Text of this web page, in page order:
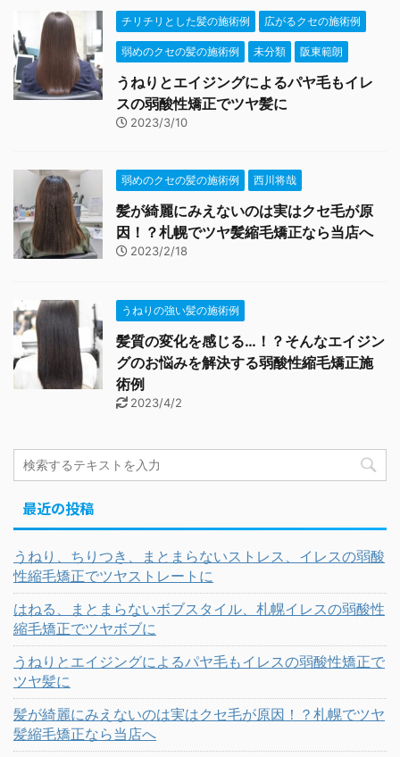
チリチリとした髪の施術例 広がるクセの施術例
弱めのクセの髪の施術例 未分類 阪東範朗
うねりとエイジングによるパヤ毛もイレ
スの弱酸性矯正でツヤ髪に
2023/3/10
弱めのクセの髪の施術例 西川将哉
髪が綺麗にみえないのは実はクセ毛が原
因！？札幌でツヤ髪縮毛矯正なら当店へ
2023/2/18
うねりの強い髪の施術例
髪質の変化を感じる…！？そんなエイジン
グのお悩みを解決する弱酸性縮毛矯正施
術例
2023/4/2
最近の投稿
うねり、ちりつき、まとまらないストレス、イレスの弱酸
性縮毛矯正でツヤストレートに
はねる、まとまらないボブスタイル、札幌イレスの弱酸性
縮毛矯正でツヤボブに
うねりとエイジングによるパヤ毛もイレスの弱酸性矯正で
ツヤ髪に
髪が綺麗にみえないのは実はクセ毛が原因！？札幌でツヤ
髪縮毛矯正なら当店へ